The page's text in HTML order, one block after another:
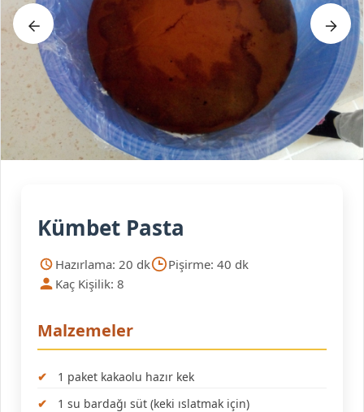
Kümbet Pasta
Hazırlama: 20 dk
Pişirme: 40 dk
Kaç Kişilik: 8
Malzemeler
1 paket kakaolu hazır kek
1 su bardağı süt (keki ıslatmak için)